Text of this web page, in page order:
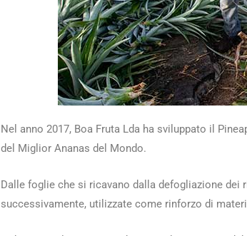
Nel anno 2017, Boa Fruta Lda ha sviluppato il
del Miglior Ananas del Mondo.
Dalle foglie che si ricavano dalla defogliazione
successivamente, utilizzate come rinforzo di